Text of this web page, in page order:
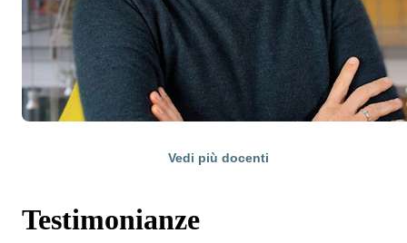
Vedi più docenti
Testimonianze